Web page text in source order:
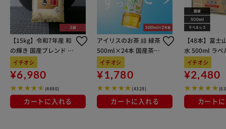
【15kg】令和7年産 和
の輝き 国産ブレンド 5
kg×3袋
イチオシ
¥6,980
(4690)
カートに入れる
アイリスのお茶 綠 緑茶
500ml×24本 国産茶葉
100％使用
イチオシ
¥1,780
(4329)
カートに入れる
【48本】富士
水 500ml ラベ
イチオシ
¥2,480
カート